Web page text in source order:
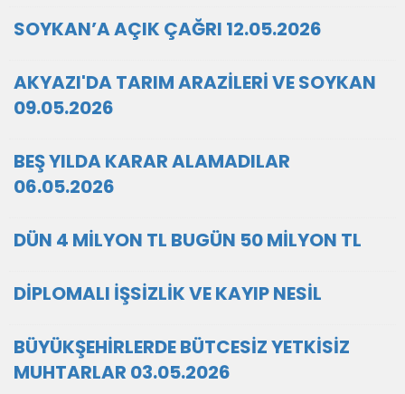
SOYKAN’A AÇIK ÇAĞRI 12.05.2026
AKYAZI'DA TARIM ARAZİLERİ VE SOYKAN
09.05.2026
BEŞ YILDA KARAR ALAMADILAR
06.05.2026
DÜN 4 MİLYON TL BUGÜN 50 MİLYON TL
DİPLOMALI İŞSİZLİK VE KAYIP NESİL
BÜYÜKŞEHİRLERDE BÜTCESİZ YETKİSİZ
MUHTARLAR 03.05.2026